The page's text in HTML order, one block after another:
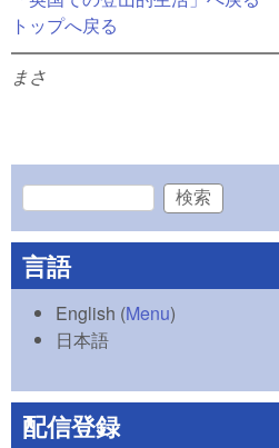
トップへ戻る
まさ
検索フォーム
検索
言語
English (Menu)
日本語
配信登録